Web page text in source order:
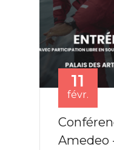
11
févr.
Amedeo